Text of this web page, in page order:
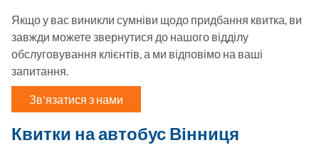
Якщо у вас виникли сумніви щодо придбання квитка, ви
завжди можете звернутися до нашого відділу
обслуговування клієнтів, а ми відповімо на ваші
запитання.
Зв'язатися з нами
Квитки на автобус Вінниця